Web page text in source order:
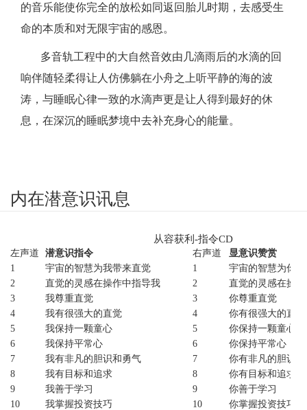
的音乐能使你完全的放松如同返回胎儿时期，去感受生
命的本质和对无限宇宙的感恩。
多音轨工程中的大自然音效由几滴雨后的水滴的回
响伴随轻柔得让人仿佛躺在小舟之上听平静的海的波
涛，与睡眠心律一致的水滴声更是让人得到最好的休
息，在深沉的睡眠梦境中去补充身心的能量。
内在潜意识讯息
从容获利-指令CD
左声道 潜意识指令 右声道
显意识赞赏
1
宇宙的智慧为我带来直觉 1 宇宙的智慧为你
2
直觉的灵感在操作中指导我 2
直觉的灵感在操
3
我尊重直觉 3 你尊重直觉
4
我有很强大的直觉 4
你有很强大的直觉
5
我保持一颗童心 5 你保持一颗童心
6
我保持平常心 6 你保持平常心
7
我有非凡的胆识和勇气 7 你有非凡的胆识
8
我有目标和追求 8 你有目标和追求
9
我善于学习 9 你善于学习
10
我掌握投资技巧 10 你掌握投资技巧